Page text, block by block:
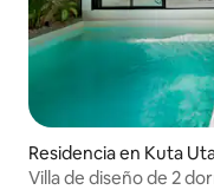
Residencia en Kuta
Villa de diseño de 2